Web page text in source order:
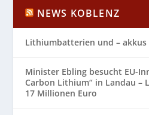
NEWS KOBLENZ
Lithiumbatterien und – akkus
Minister Ebling besucht EU-
Carbon Lithium“ in Landau
17 Millionen Euro